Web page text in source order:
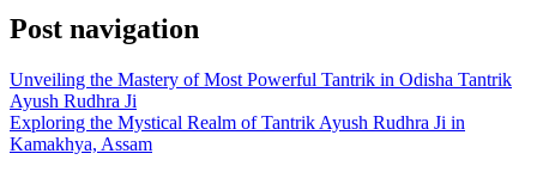
Post navigation
Unveiling the Mastery of Most Powerful Tantrik in Odisha Tantrik
Ayush Rudhra Ji
Exploring the Mystical Realm of Tantrik Ayush Rudhra Ji in
Kamakhya, Assam